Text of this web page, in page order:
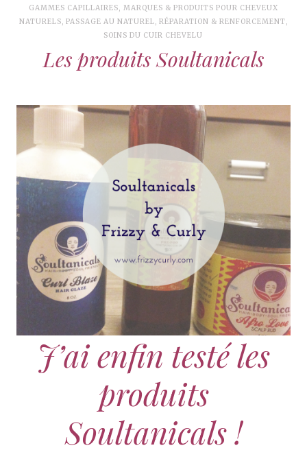
GAMMES CAPILLAIRES, MARQUES & PRODUITS POUR CHEVEUX
NATURELS, PASSAGE AU NATUREL,RÉPARATION & RENFORCEMENT,
SOINS DU CUIR CHEVELU
Les produits Soultanicals
J’ai enfin testé les
produits
Soultanicals !